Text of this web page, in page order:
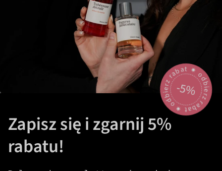
odbierz rabat 🟎 odbierz rabat 🟎
-5%
Zapisz się i zgarnij 5%
rabatu!